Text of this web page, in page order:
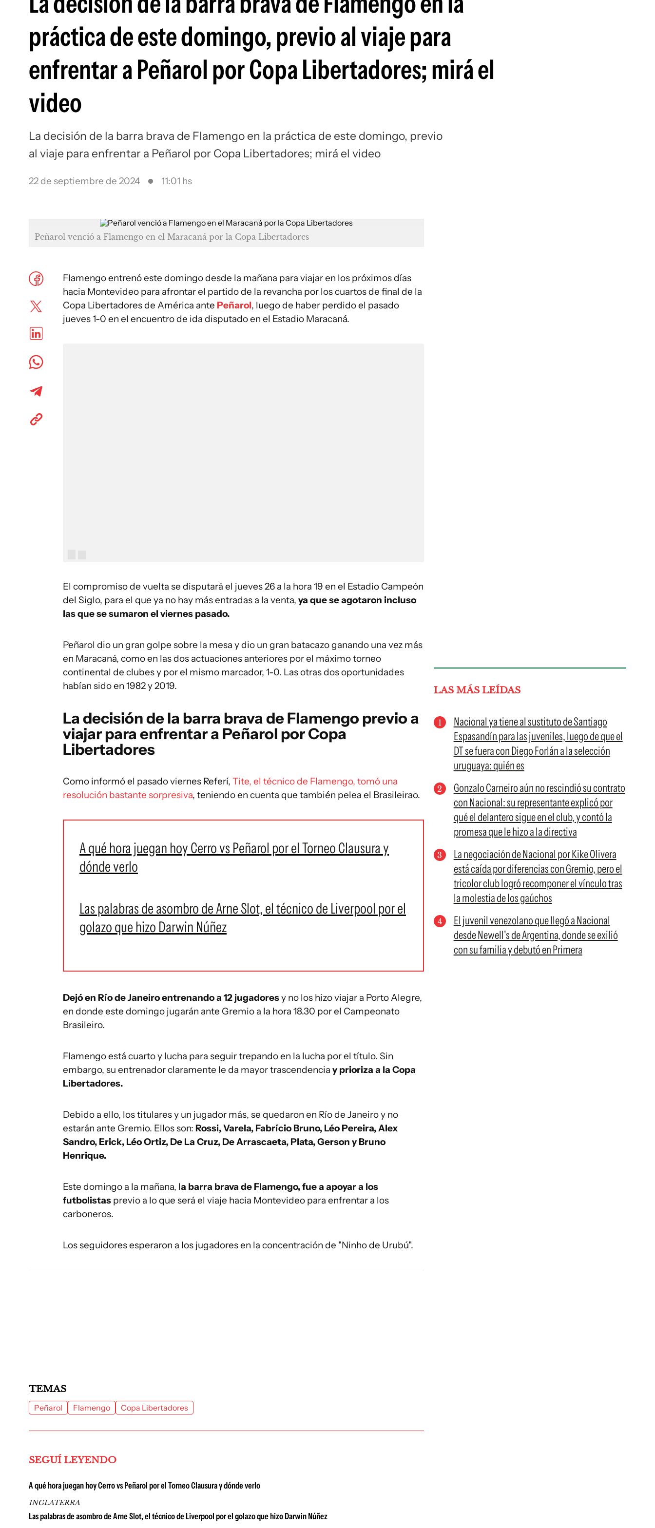
práctica de este domingo, previo al viaje para
enfrentar a Peñarol por Copa Libertadores; mirá el
video
La decisión de la barra brava de Flamengo en la práctica de este domingo, previo
al viaje para enfrentar a Peñarol por Copa Libertadores; mirá el video
22 de septiembre de 2024 11:01 hs
Peñarol venció a Flamengo en el Maracaná por la Copa Libertadores
Flamengo entrenó este domingo desde la mañana para viajar en los próximos días
hacia Montevideo para afrontar el partido de la revancha por los cuartos de final de la
Copa Libertadores de América ante Peñarol, luego de haber perdido el pasado
jueves 1-0 en el encuentro de ida disputado en el Estadio Maracaná.
El compromiso de vuelta se disputará el jueves 26 a la hora 19 en el Estadio Campeón
del Siglo, para el que ya no hay más entradas a la venta, ya que se agotaron incluso
las que se sumaron el viernes pasado.
Peñarol dio un gran golpe sobre la mesa y dio un gran batacazo ganando una vez más
en Maracaná, como en las dos actuaciones anteriores por el máximo torneo
continental de clubes y por el mismo marcador, 1-0. Las otras dos oportunidades
habían sido en 1982 y 2019.
La decisión de la barra brava de Flamengo previo a
viajar para enfrentar a Peñarol por Copa
Libertadores
Como informó el pasado viernes Referí, Tite, el técnico de Flamengo, tomó una
resolución bastante sorpresiva, teniendo en cuenta que también pelea el Brasileirao.
A qué hora juegan hoy Cerro vs Peñarol por el Torneo Clausura y
dónde verlo
Las palabras de asombro de Arne Slot, el técnico de Liverpool por el
golazo que hizo Darwin Núñez
Dejó en Río de Janeiro entrenando a 12 jugadoresy no los hizo viajar a Porto Alegre,
en donde este domingo jugarán ante Gremio a la hora 18.30 por el Campeonato
Brasileiro.
Flamengo está cuarto y lucha para seguir trepando en la lucha por el título. Sin
embargo, su entrenador claramente le da mayor trascendencia y prioriza a la Copa
Libertadores.
Debido a ello, los titulares y un jugador más, se quedaron en Río de Janeiro y no
estarán ante Gremio. Ellos son: Rossi, Varela, Fabrício Bruno, Léo Pereira, Alex
Sandro, Erick, Léo Ortiz, De La Cruz, De Arrascaeta, Plata, Gerson y Bruno
Henrique.
Este domingo a la mañana, la barra brava de Flamengo, fue a apoyar a los
futbolistas previo a lo que será el viaje hacia Montevideo para enfrentar a los
carboneros.
Los seguidores esperaron a los jugadores en la concentración de "Ninho de Urubú".
LAS MÁS LEÍDAS
Nacional ya tiene al sustituto de Santiago
Espasandín para las juveniles, luego de que el
DT se fuera con Diego Forlán a la selección
uruguaya: quién es
Gonzalo Carneiro aún no rescindió su contrato
con Nacional: su representante explicó por
qué el delantero sigue en el club, y contó la
promesa que le hizo a la directiva
La negociación de Nacional por Kike Olivera
está caída por diferencias con Gremio, pero el
tricolor club logró recomponer el vínculo tras
la molestia de los gaúchos
El juvenil venezolano que llegó a Nacional
desde Newell's de Argentina, donde se exilió
con su familia y debutó en Primera
TEMAS
Peñarol Flamengo Copa Libertadores
SEGUÍ LEYENDO
A qué hora juegan hoy Cerro vs Peñarol por el Torneo Clausura y dónde verlo
INGLATERRA
Las palabras de asombro de Arne Slot, el técnico de Liverpool por el golazo que hizo Darwin Núñez